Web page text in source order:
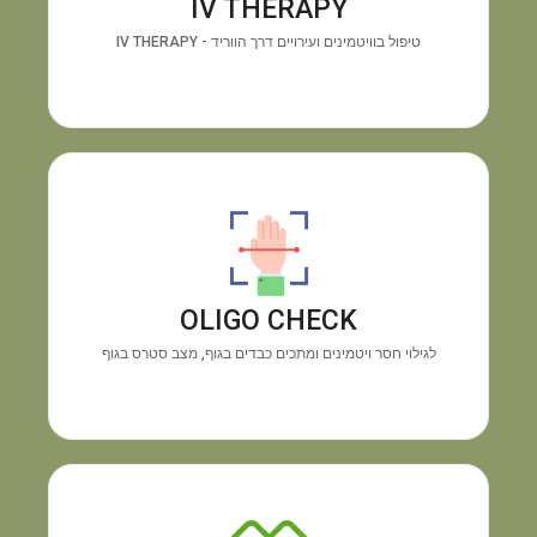
IV THERAPY
טיפול בוויטמינים ועירויים דרך הווריד - IV THERAPY
האנרגיה ושיפור החיוניות תוך זמן קצר.
OLIGO CHECK
לגילוי חסר ויטמינים ומתכים כבדים בגוף, מצב סטרס בגוף
בדיקה טכנולוגית מיידית דרך כף היד.
חוסרים בוויטמינים ומינרלים והצטברות מתכות רעילות,
ללא צורך בבדיקת דם.